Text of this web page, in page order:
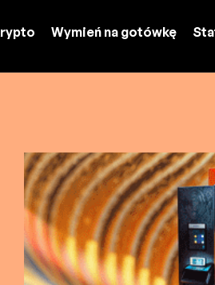
Wymień na gotówkę